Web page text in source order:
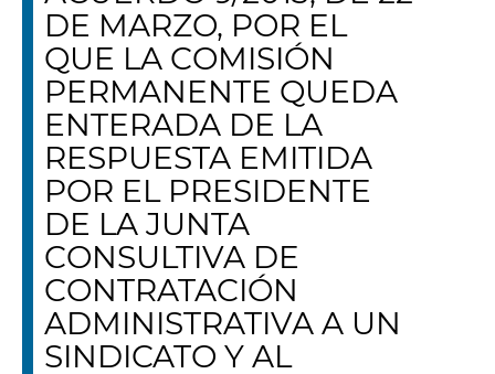
DE MARZO, POR EL
QUE LA COMISIÓN
PERMANENTE QUEDA
ENTERADA DE LA
RESPUESTA EMITIDA
POR EL PRESIDENTE
DE LA JUNTA
CONSULTIVA DE
CONTRATACIÓN
ADMINISTRATIVA A UN
SINDICATO Y AL